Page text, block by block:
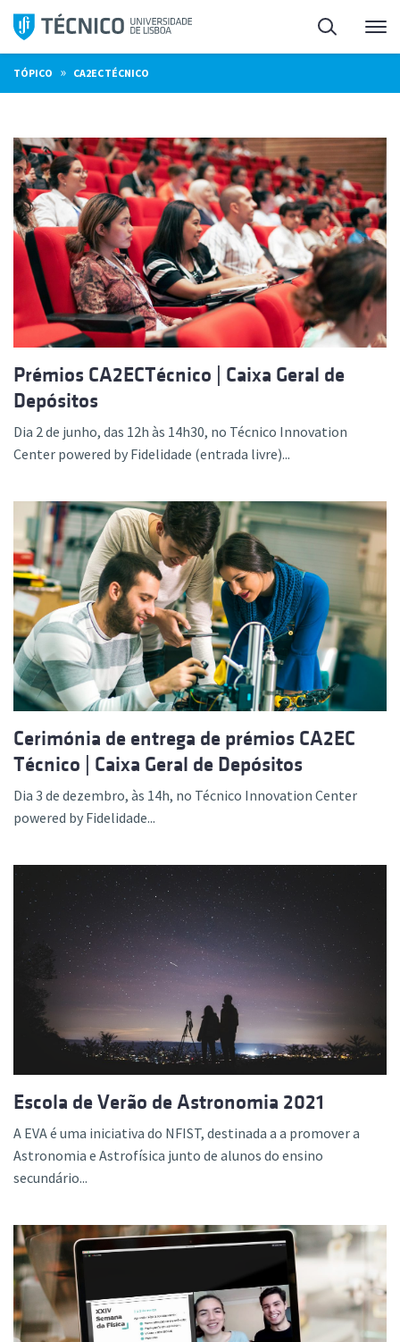
Saltar
para
o
conteúdo
Pesquisa
TÓPICO » CA2ECTÉCNICO
Prémios CA2ECTécnico | Caixa Geral de
Depósitos
Dia 2 de junho, das 12h às 14h30, no Técnico Innovation
Center powered by Fidelidade (entrada livre)...
Cerimónia de entrega de prémios CA2EC
Técnico | Caixa Geral de Depósitos
Dia 3 de dezembro, às 14h, no Técnico Innovation Center
powered by Fidelidade...
Escola de Verão de Astronomia 2021
A EVA é uma iniciativa do NFIST, destinada a a promover a
Astronomia e Astrofísica junto de alunos do ensino
secundário...